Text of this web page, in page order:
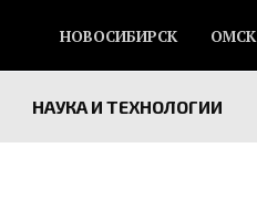
НОВОСИБИРСК ОМСК
НАУКА И ТЕХНОЛОГИИ